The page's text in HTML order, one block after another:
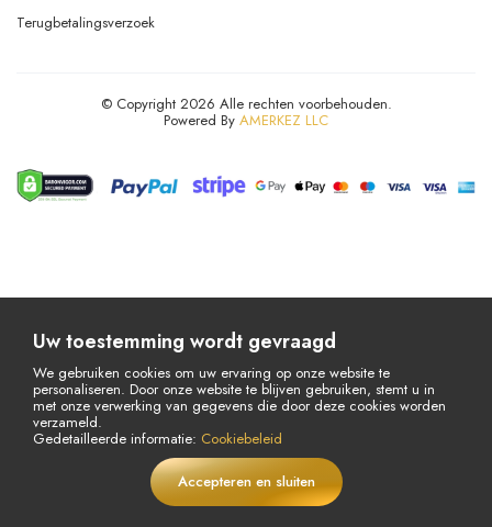
In winkelwagen
Terugbetalingsverzoek
© Copyright 2026 Alle rechten voorbehouden.
Powered By AMERKEZ LLC
Uw toestemming wordt gevraagd
We gebruiken cookies om uw ervaring op onze website te
personaliseren. Door onze website te blijven gebruiken, stemt u in
met onze verwerking van gegevens die door deze cookies worden
verzameld.
Gedetailleerde informatie: Cookiebeleid
Accepteren en sluiten